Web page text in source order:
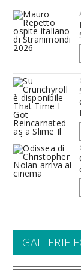
GALLERIE